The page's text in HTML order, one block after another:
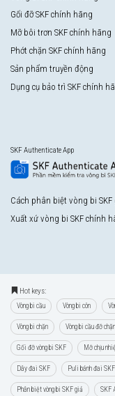
Gối đỡ SKF chính hãng
Mỡ bôi trơn SKF chính hãng
Phớt chặn SKF chính hãng
Sản phẩm truyền động
Dụng cụ bảo trì SKF chính
SKF Authenticate App
Cách phân biệt vòng bi SKF
Xuất xứ vòng bi SKF chính
Hot keys:
Vòng bi cầu Vòng bi côn
Vòng bi chặn Vòng bi cầu đỡ chặn
Gối đỡ vòng bi SKF Mỡ chịu
Dây đai SKF Puli bánh đai SKF
Phân biệt vòng bi SKF giả SKF